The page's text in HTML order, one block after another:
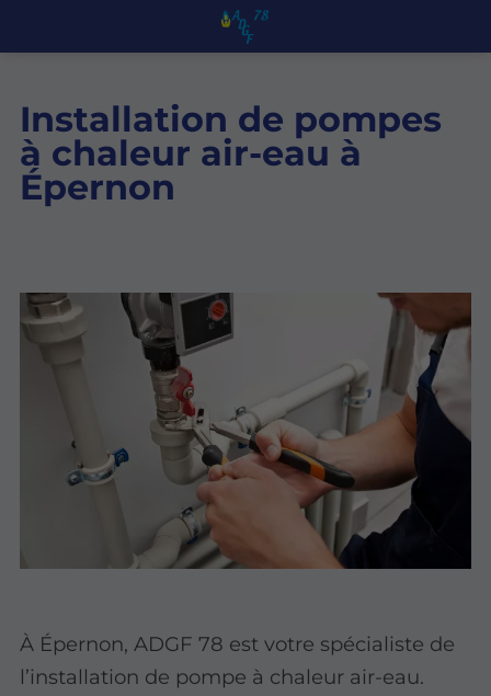
Installation de pompes
à chaleur air-eau à
Épernon
À Épernon, ADGF 78 est votre spécialiste de
l’installation de pompe à chaleur air-eau.